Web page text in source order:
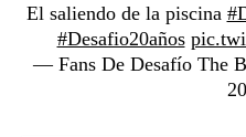
El saliendo de la piscina
#Desafio20años
— Fans De Desafío The